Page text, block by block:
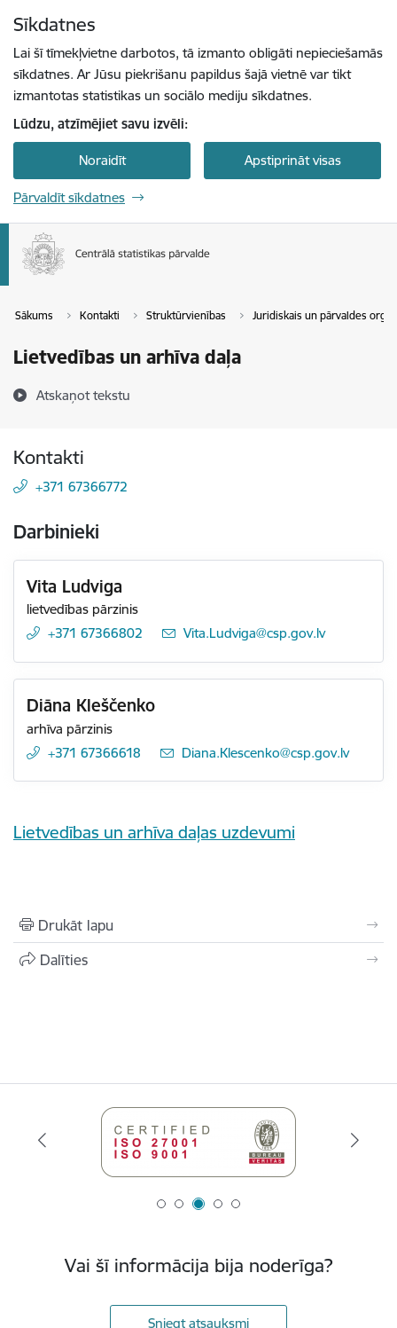
Sīkdatnes
Lai šī tīmekļvietne darbotos, tā izmanto obligāti nepieciešamās
sīkdatnes. Ar Jūsu piekrišanu papildus šajā vietnē var tikt
izmantotas statistikas un sociālo mediju sīkdatnes.
Lūdzu, atzīmējiet savu izvēli:
Noraidīt Apstiprināt visas
Pārvaldīt sīkdatnes
Sākums Kontakti Struktūrvienības Juridiskais un pārvaldes
Lietvedības un arhīva daļa
Atskaņot tekstu
Kontakti
+371 67366772
Darbinieki
Vita Ludviga
lietvedības pārzinis
+371 67366802
E-pasts:
Vita.Ludviga@csp.gov.lv
Diāna Kleščenko
arhīva pārzinis
+371 67366618
E-pasts:
Diana.Klescenko@csp.gov.lv
Lietvedības un arhīva daļas uzdevumi
Drukāt lapu
Dalīties
Vai šī informācija bija noderīga?
Sniegt atsauksmi